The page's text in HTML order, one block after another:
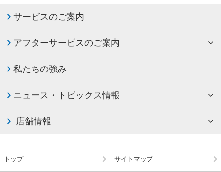
サービスのご案内
アフターサービスのご案内
私たちの強み
ニュース・トピックス情報
店舗情報
トップ サイトマップ